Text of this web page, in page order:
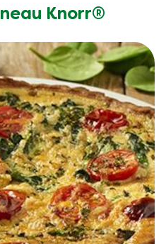
Knorr®